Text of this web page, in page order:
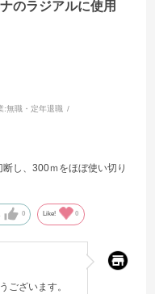
のラジアルに使用
:無職・定年退職
し、300ｍをほぼ使い切り
0 Like! 0
ございます。